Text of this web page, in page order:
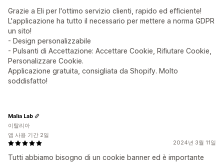
Grazie a Eli per l'ottimo servizio clienti, rapido ed efficiente!
L'applicazione ha tutto il necessario per mettere a norma GDPR
un sito!
- Design personalizzabile
- Pulsanti di Accettazione: Accettare Cookie, Rifiutare Cookie,
Personalizzare Cookie.
Applicazione gratuita, consigliata da Shopify. Molto
soddisfatto!
2024년 3월 11일
Tutti abbiamo bisogno di un cookie banner ed è importante
Malìa Lab
이탈리아
앱 사용 기간 2일